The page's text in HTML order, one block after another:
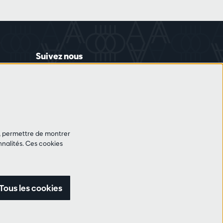
Suivez nous
permettre de montrer
Ces cookies
les cookies